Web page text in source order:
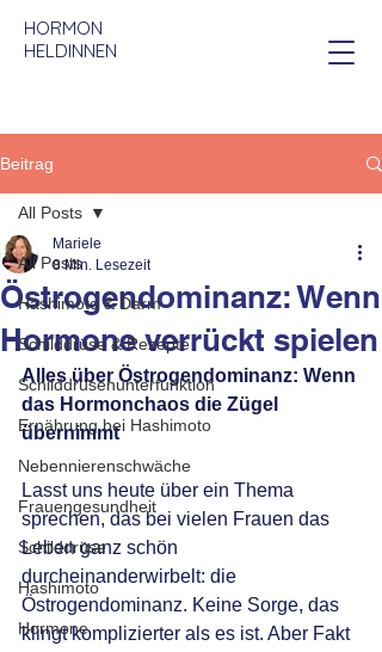
HORMON
HELDINNEN
Beitrag
All Posts
Hashimoto & Darm
Schilddrüse & Rezepte
Schilddrüsenunterfunktion
Ernährung bei Hashimoto
Nebennierenschwäche
Frauengesundheit
Schilddrüse
Hashimoto
Hormone
All Posts
Östrogendominanz: Wenn
Hormone verrückt spielen
Mariele
8 Min. Lesezeit
Alles über Östrogendominanz: Wenn
das Hormonchaos die Zügel
übernimmt
Lasst uns heute über ein Thema
sprechen, das bei vielen Frauen das
Leben ganz schön
durcheinanderwirbelt: die
Östrogendominanz. Keine Sorge, das
klingt komplizierter als es ist. Aber Fakt